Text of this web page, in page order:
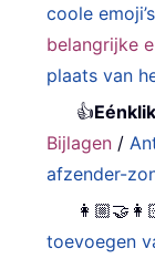
coole emoji’s
belangrijke
plaats van
👍
Bijlagen /
afzender-
toevoegen